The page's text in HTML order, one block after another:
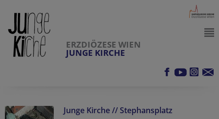
ERZDIÖZESE WIEN
JUNGE KIRCHE
Junge Kirche // Stephansplatz